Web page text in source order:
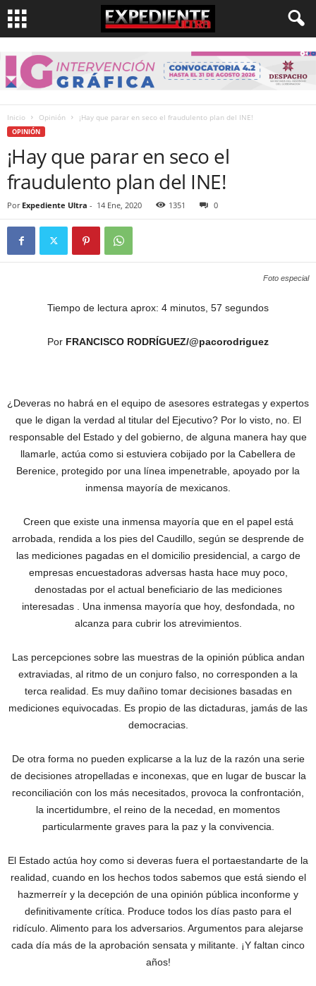
Inicio Opinión ¡Hay que parar en seco el fraudulento plan del INE!
OPINIÓN
¡Hay que parar en seco el
fraudulento plan del INE!
Por Expediente Ultra - 14 Ene, 2020 1351 0
Foto especial
Tiempo de lectura aprox: 4 minutos, 57 segundos
Por FRANCISCO RODRÍGUEZ/@pacorodriguez
¿Deveras no habrá en el equipo de asesores estrategas y expertos
que le digan la verdad al titular del Ejecutivo? Por lo visto, no. El
responsable del Estado y del gobierno, de alguna manera hay que
llamarle, actúa como si estuviera cobijado por la Cabellera de
Berenice, protegido por una línea impenetrable, apoyado por la
inmensa mayoría de mexicanos.
Creen que existe una inmensa mayoría que en el papel está
arrobada, rendida a los pies del Caudillo, según se desprende de
las mediciones pagadas en el domicilio presidencial, a cargo de
empresas encuestadoras adversas hasta hace muy poco,
denostadas por el actual beneficiario de las mediciones
interesadas . Una inmensa mayoría que hoy, desfondada, no
alcanza para cubrir los atrevimientos.
Las percepciones sobre las muestras de la opinión pública andan
extraviadas, al ritmo de un conjuro falso, no corresponden a la
terca realidad. Es muy dañino tomar decisiones basadas en
mediciones equivocadas. Es propio de las dictaduras, jamás de las
democracias.
De otra forma no pueden explicarse a la luz de la razón una serie
de decisiones atropelladas e inconexas, que en lugar de buscar la
reconciliación con los más necesitados, provoca la confrontación,
la incertidumbre, el reino de la necedad, en momentos
particularmente graves para la paz y la convivencia.
El Estado actúa hoy como si deveras fuera el portaestandarte de la
realidad, cuando en los hechos todos sabemos que está siendo el
hazmerreír y la decepción de una opinión pública inconforme y
definitivamente crítica. Produce todos los días pasto para el
ridículo. Alimento para los adversarios. Argumentos para alejarse
cada día más de la aprobación sensata y militante. ¡Y faltan cinco
años!